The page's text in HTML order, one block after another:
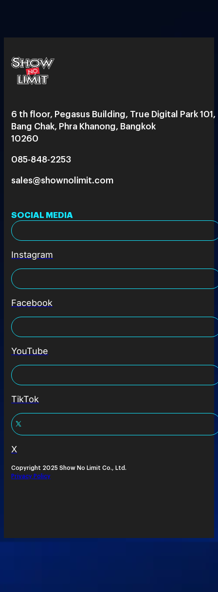
6 th floor, Pegasus Building, True Digital Park 101,
Bang Chak, Phra Khanong, Bangkok
10260
085-848-2253
sales@shownolimit.com
SOCIAL MEDIA
Instagram
Facebook
YouTube
TikTok
X
Copyright 2025 Show No Limit Co., Ltd.
Privacy Policy